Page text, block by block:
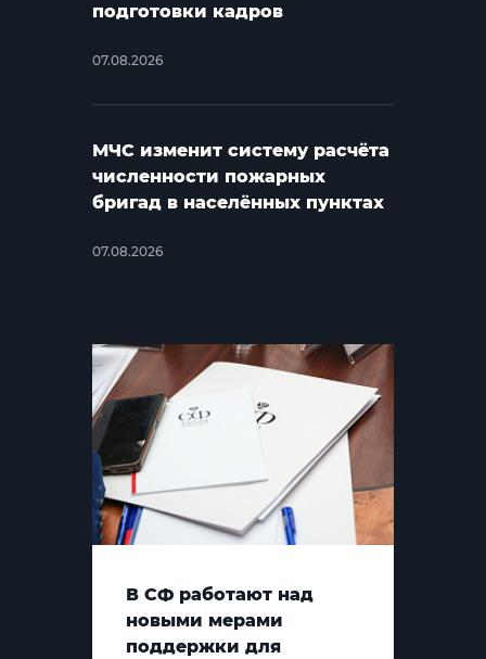
подготовки кадров
07.08.2026
МЧС изменит систему расчёта
численности пожарных
бригад в населённых пунктах
07.08.2026
В СФ работают над
новыми мерами
поддержки для